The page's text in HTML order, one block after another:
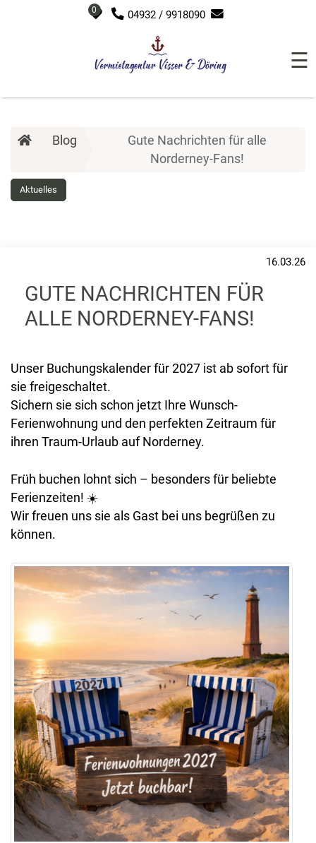
0 04932 / 9918090
☰
Blog
Gute Nachrichten für alle
Norderney-Fans!
Aktuelles
16.03.26
GUTE NACHRICHTEN FÜR
ALLE NORDERNEY-FANS!
Unser Buchungskalender für 2027 ist ab sofort für
sie freigeschaltet.
Sichern sie sich schon jetzt Ihre Wunsch-
Ferienwohnung und den perfekten Zeitraum für
ihren Traum-Urlaub auf Norderney.
Früh buchen lohnt sich – besonders für beliebte
Ferienzeiten! ☀️
Wir freuen uns sie als Gast bei uns begrüßen zu
können.